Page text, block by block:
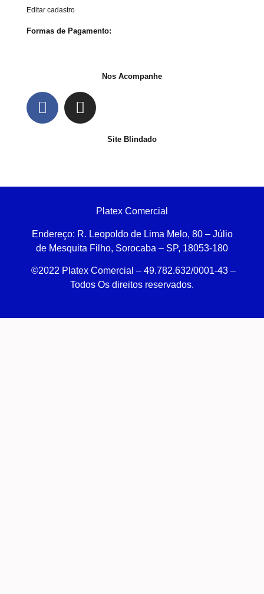
Editar cadastro
Formas de Pagamento:
Nos Acompanhe
Site Blindado
Platex Comercial
Endereço: R. Leopoldo de Lima Melo, 80 – Júlio
de Mesquita Filho, Sorocaba – SP, 18053-180
©2022 Platex Comercial – 49.782.632/0001-43 –
Todos Os direitos reservados.